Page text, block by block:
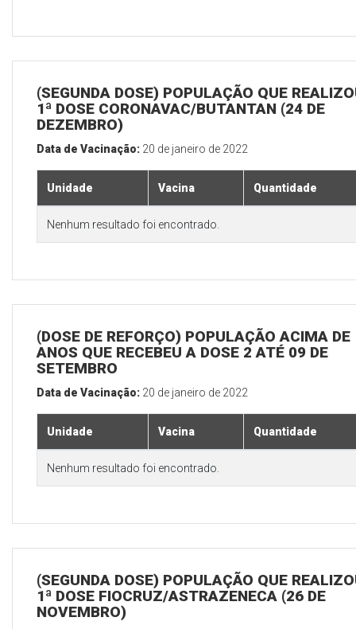
(SEGUNDA DOSE) POPULAÇÃO QUE
1ª DOSE CORONAVAC/BUTANTAN (24 DE
DEZEMBRO)
Data de Vacinação: 20 de janeiro de 2022
Unidade Vacina Quantidade
Nenhum resultado foi encontrado.
(DOSE DE REFORÇO) POPULAÇÃO ACIMA DE
ANOS QUE RECEBEU A DOSE 2 ATÉ 09 DE
SETEMBRO
Data de Vacinação: 20 de janeiro de 2022
Unidade Vacina Quantidade
Nenhum resultado foi encontrado.
(SEGUNDA DOSE) POPULAÇÃO QUE
1ª DOSE FIOCRUZ/ASTRAZENECA (26 DE
NOVEMBRO)